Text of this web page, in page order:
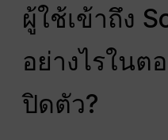
ผู้ใช้เข้าถึง
อย่างไรในต
ปิดตัว?